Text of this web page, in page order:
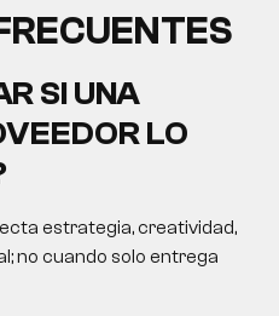
SI UNA
LO
estrategia, creatividad,
no cuando solo entrega